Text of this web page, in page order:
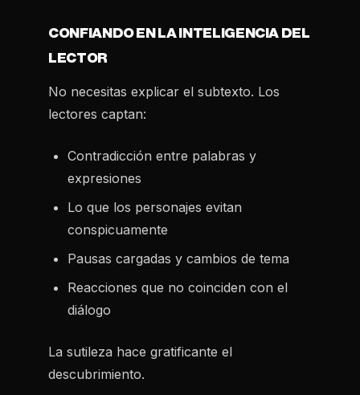
CONFIANDO EN LA INTELIGENCIA DEL
LECTOR
No necesitas explicar el subtexto. Los
lectores captan:
Contradicción entre palabras y
expresiones
Lo que los personajes evitan
conspicuamente
Pausas cargadas y cambios de tema
Reacciones que no coinciden con el
diálogo
La sutileza hace gratificante el
descubrimiento.